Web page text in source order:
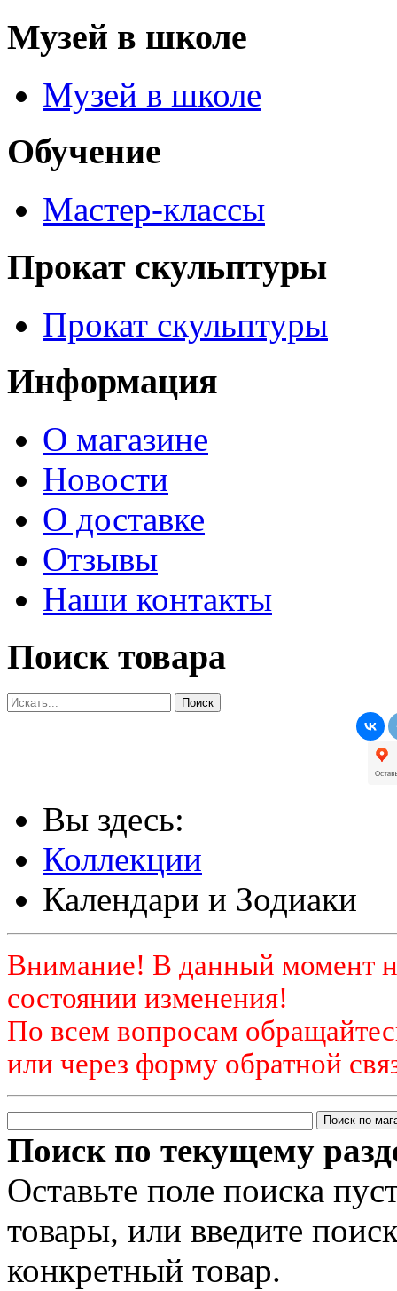
Музей в школе
Музей в школе
Обучение
Мастер-классы
Прокат скульптуры
Прокат скульптуры
Информация
О магазине
Новости
О доставке
Отзывы
Наши контакты
Поиск товара
Вы здесь:
Коллекции
Календари и Зодиаки
Внимание! В данный момент
состоянии изменения!
По всем вопросам
или через форму обратной
Поиск по текущему
Оставьте поле поиска
товары, или введите
конкретный товар.